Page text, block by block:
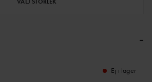
–
Ej i lager